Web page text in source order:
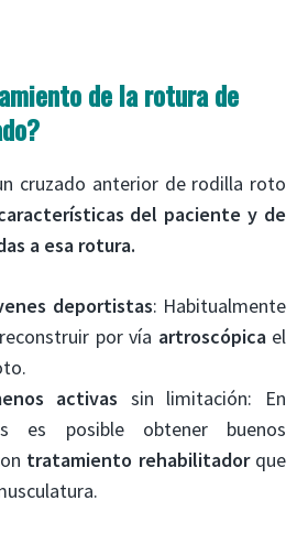
de la rotura de
cruzado anterior de rodilla roto
del paciente y de
a esa rotura.
deportistas: Habitualmente
por vía artroscópicael
activas sin limitación: En
es posible obtener buenos
tratamiento rehabilitadorque